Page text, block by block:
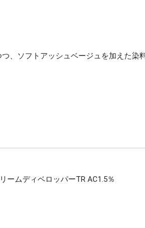
、ソフトアッシュベージュを加えた染
ームディベロッパーTR AC1.5％